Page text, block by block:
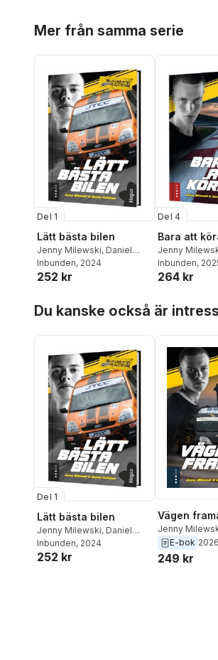
Mer från samma serie
Del 1
Lätt bästa bilen
Jenny Milewski, Daniel
Hultman
Inbunden, 2024
252 kr
Del 4
Bara att
Jenny
Hultman
Inbunden,
264 kr
Du kanske också är
Del 1
Lätt bästa bilen
Jenny Milewski, Daniel
Hultman
Inbunden, 2024
252 kr
Vägen
Jenny
Hultman
E-bok 2026
249 kr